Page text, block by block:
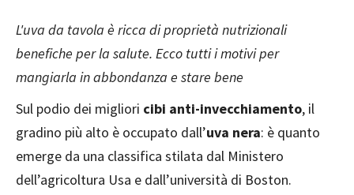
L'uva da tavola è ricca di proprietà nutrizionali
benefiche per la salute. Ecco tutti i motivi per
mangiarla in abbondanza e stare bene
Sul podio dei migliori cibi anti-invecchiamento, il
gradino più alto è occupato dall’uva nera: è quanto
emerge da una classifica stilata dal Ministero
dell’agricoltura Usa e dall’università di Boston.